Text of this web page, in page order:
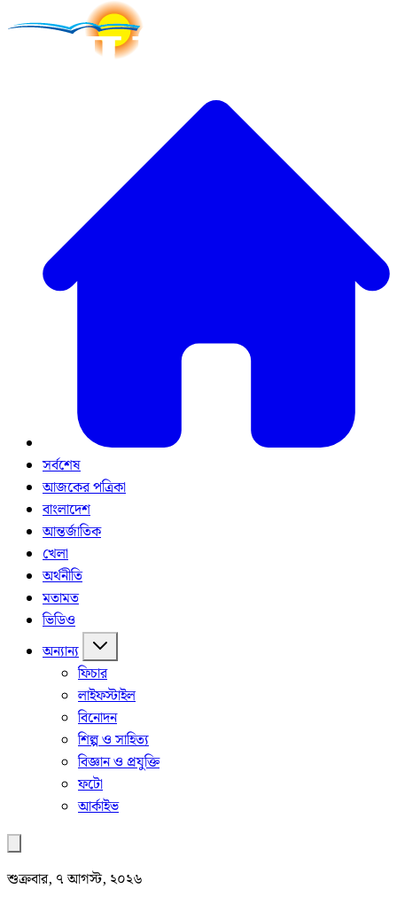
সর্বশেষ
আজকের পত্রিকা
বাংলাদেশ
আন্তর্জাতিক
খেলা
অর্থনীতি
মতামত
ভিডিও
অন্যান্য
ফিচার
লাইফস্টাইল
বিনোদন
শিল্প ও সাহিত্য
বিজ্ঞান ও প্রযুক্তি
ফটো
আর্কাইভ
শুক্রবার, ৭ আগস্ট, ২০২৬